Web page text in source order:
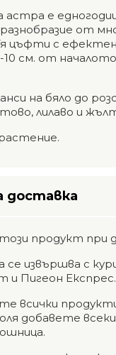
астра е
от
цъфти с
см. от
на бяло до
лилаво и
доставка
продукт при
извършва с
и Пигеон Експрес.
всички
добавете